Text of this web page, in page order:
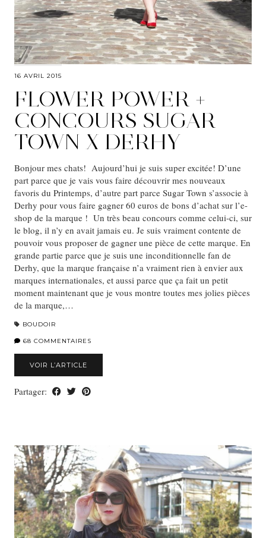
16 AVRIL 2015
FLOWER POWER +
CONCOURS SUGAR
TOWN X DERHY
Bonjour mes chats! Aujourd’hui je suis super excitée! D’une
part parce que je vais vous faire découvrir mes nouveaux
favoris du Printemps, d’autre part parce Sugar Town s’associe à
Derhy pour vous faire gagner 60 euros de bons d’achat sur l’e-
shop de la marque ! Un très beau concours comme celui-ci, sur
le blog, il n’y en avait jamais eu. Je suis vraiment contente de
pouvoir vous proposer de gagner une pièce de cette marque. En
grande partie parce que je suis une inconditionnelle fan de
Derhy, que la marque française n’a vraiment rien à envier aux
marques internationales, et aussi parce que ça fait un petit
moment maintenant que je vous montre toutes mes jolies pièces
de la marque,…
BOUDOIR
68 COMMENTAIRES
VOIR L’ARTICLE
Partager: